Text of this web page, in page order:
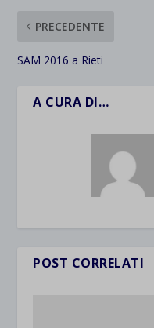
PRECEDENTE
SAM 2016 a Rieti
A CURA DI…
POST CORRELATI